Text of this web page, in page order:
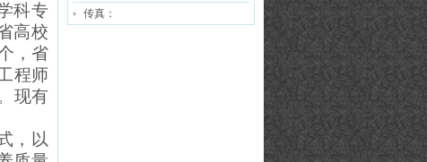
科专
高校
，省
程师
现有
，以
传真：